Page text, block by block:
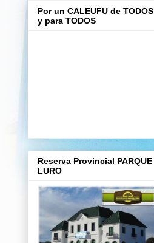
Por un CALEUFU de TODOS
y para TODOS
Reserva Provincial PARQUE
LURO